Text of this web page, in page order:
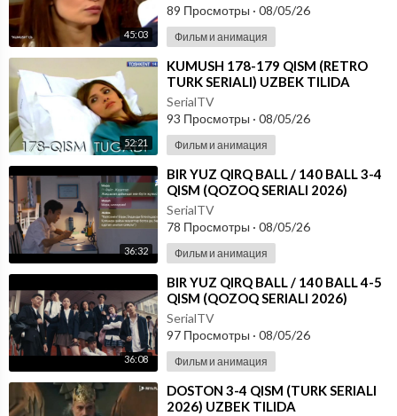
45:03
89 Просмотры · 08/05/26
Фильм и анимация
52:21
⁣KUMUSH 178-179 QISM (RETRO
TURK SERIALI) UZBEK TILIDA
SerialTV
93 Просмотры · 08/05/26
Фильм и анимация
36:32
⁣⁣BIR YUZ QIRQ BALL / 140 BALL 3-4
QISM (QOZOQ SERIALI 2026)
UZBEK TILIDA
SerialTV
78 Просмотры · 08/05/26
Фильм и анимация
36:08
⁣⁣BIR YUZ QIRQ BALL / 140 BALL 4-5
QISM (QOZOQ SERIALI 2026)
UZBEK TILIDA
SerialTV
97 Просмотры · 08/05/26
Фильм и анимация
⁣DOSTON 3-4 QISM (TURK SERIALI
2026) UZBEK TILIDA